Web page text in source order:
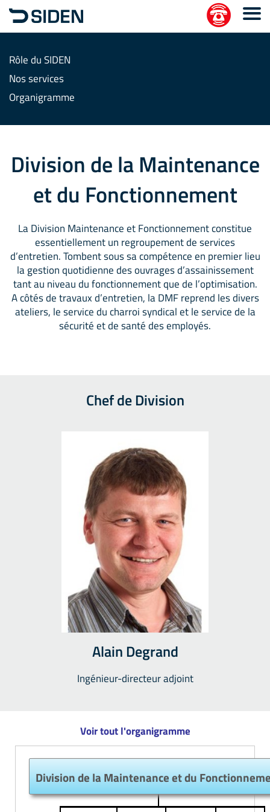
Rôle du SIDEN
Nos services
Organigramme
Division de la Maintenance
et du Fonctionnement
La Division Maintenance et Fonctionnement constitue
essentiellement un regroupement de services
d’entretien. Tombent sous sa compétence en premier lieu
la gestion quotidienne des ouvrages d’assainissement
tant au niveau du fonctionnement que de l’optimisation.
A côtés de travaux d’entretien, la DMF reprend les divers
ateliers, le service du charroi syndical et le service de la
sécurité et de santé des employés.
Chef de Division
Alain Degrand
Ingénieur-directeur adjoint
Voir tout l'organigramme
Division de la Maintenance et du